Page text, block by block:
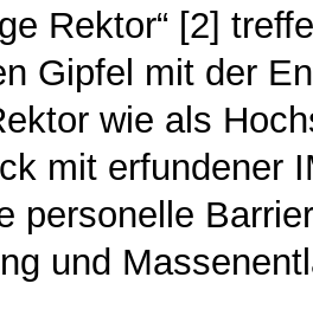
Rektor“ [2]
Gipfel mit der
wie als
mit erfundener
personelle
und